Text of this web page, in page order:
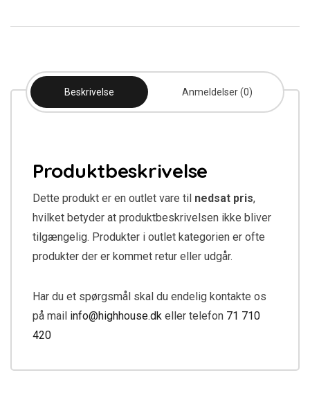
Beskrivelse Anmeldelser (0)
Produktbeskrivelse
Dette produkt er en outlet vare til nedsat pris,
hvilket betyder at produktbeskrivelsen ikke bliver
tilgængelig. Produkter i outlet kategorien er ofte
produkter der er kommet retur eller udgår.
Har du et spørgsmål skal du endelig kontakte os
på mail info@highhouse.dk eller telefon 71 710
420